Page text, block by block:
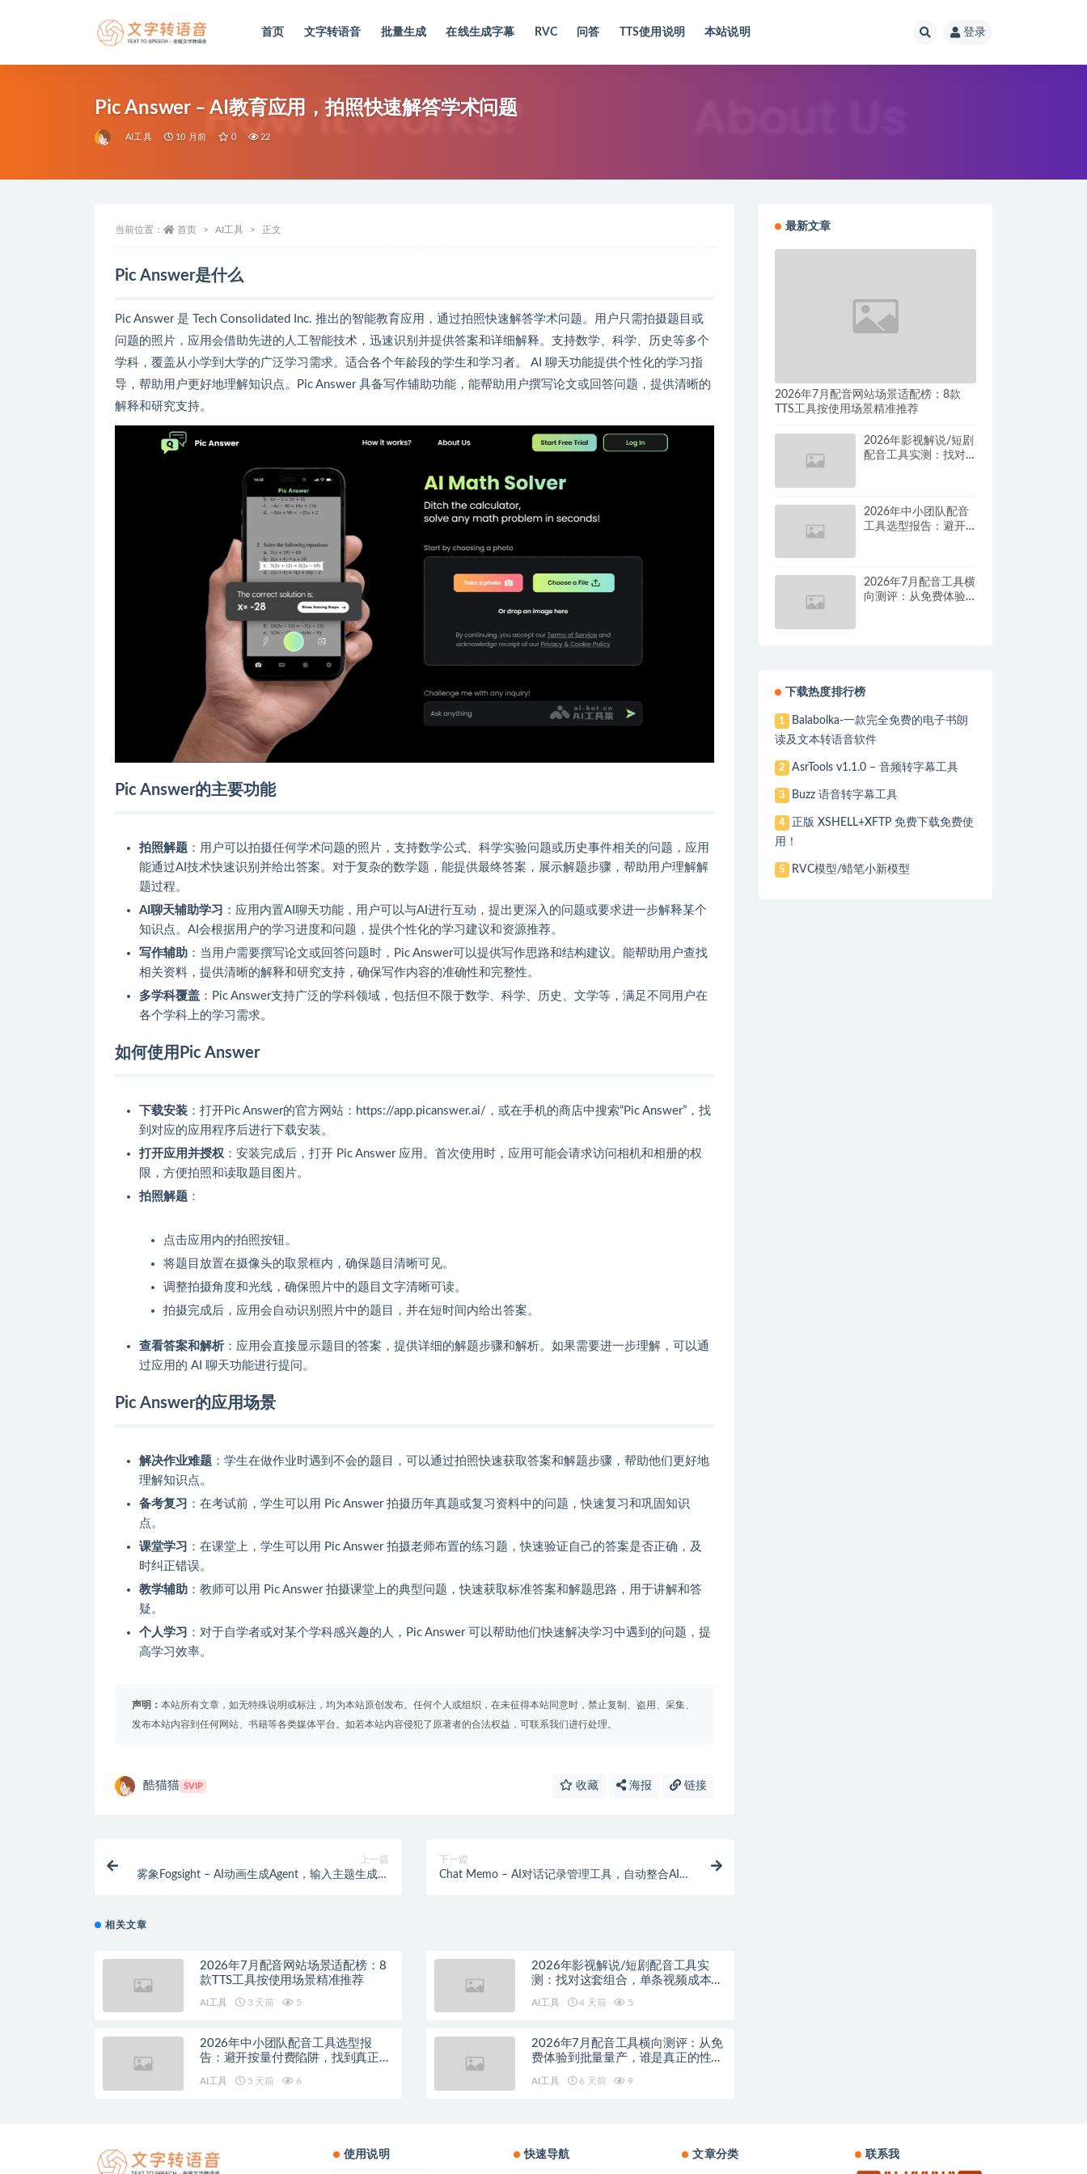
首页 文字转语音 批量生成 在线生成字幕 RVC 问答 TTS使用说明 本站说明 登录
Pic Answer – AI教育应用，拍照快速解答学术问题
AI工具 10 月前 0 22
当前位置： 首页 AI工具 正文
Pic Answer是什么
Pic Answer 是 Tech Consolidated Inc. 推出的智能教育应用，通过拍照快速解答学术问题。用户只需拍摄题目或
问题的照片，应用会借助先进的人工智能技术，迅速识别并提供答案和详细解释。支持数学、科学、历史等多个
学科，覆盖从小学到大学的广泛学习需求。适合各个年龄段的学生和学习者。 AI 聊天功能提供个性化的学习指
导，帮助用户更好地理解知识点。Pic Answer 具备写作辅助功能，能帮助用户撰写论文或回答问题，提供清晰的
解释和研究支持。
Pic Answer的主要功能
拍照解题 ：用户可以拍摄任何学术问题的照片，支持数学公式、科学实验问题或历史事件相关的问题，应用
能通过AI技术快速识别并给出答案。对于复杂的数学题，能提供最终答案，展示解题步骤，帮助用户理解解
题过程。
AI聊天辅助学习 ：应用内置AI聊天功能，用户可以与AI进行互动，提出更深入的问题或要求进一步解释某个
知识点。AI会根据用户的学习进度和问题，提供个性化的学习建议和资源推荐。
写作辅助 ：当用户需要撰写论文或回答问题时，Pic Answer可以提供写作思路和结构建议。能帮助用户查找
相关资料，提供清晰的解释和研究支持，确保写作内容的准确性和完整性。
多学科覆盖 ：Pic Answer支持广泛的学科领域，包括但不限于数学、科学、历史、文学等，满足不同用户在
各个学科上的学习需求。
如何使用Pic Answer
下载安装 ：打开Pic Answer的官方网站：https://app.picanswer.ai/，或在手机的商店中搜索“Pic Answer”，找
到对应的应用程序后进行下载安装。
打开应用并授权 ：安装完成后，打开 Pic Answer 应用。首次使用时，应用可能会请求访问相机和相册的权
限，方便拍照和读取题目图片。
拍照解题 ：
点击应用内的拍照按钮。
将题目放置在摄像头的取景框内，确保题目清晰可见。
调整拍摄角度和光线，确保照片中的题目文字清晰可读。
拍摄完成后，应用会自动识别照片中的题目，并在短时间内给出答案。
查看答案和解析 ：应用会直接显示题目的答案，提供详细的解题步骤和解析。如果需要进一步理解，可以通
过应用的 AI 聊天功能进行提问。
Pic Answer的应用场景
解决作业难题 ：学生在做作业时遇到不会的题目，可以通过拍照快速获取答案和解题步骤，帮助他们更好地
理解知识点。
备考复习 ：在考试前，学生可以用 Pic Answer 拍摄历年真题或复习资料中的问题，快速复习和巩固知识
点。
课堂学习 ：在课堂上，学生可以用 Pic Answer 拍摄老师布置的练习题，快速验证自己的答案是否正确，及
时纠正错误。
教学辅助 ：教师可以用 Pic Answer 拍摄课堂上的典型问题，快速获取标准答案和解题思路，用于讲解和答
疑。
个人学习 ：对于自学者或对某个学科感兴趣的人，Pic Answer 可以帮助他们快速解决学习中遇到的问题，提
高学习效率。
声明： 本站所有文章，如无特殊说明或标注，均为本站原创发布。任何个人或组织，在未征得本站同意时，禁止复制、盗用、采集、
发布本站内容到任何网站、书籍等各类媒体平台。如若本站内容侵犯了原著者的合法权益，可联系我们进行处理。
酷猫猫 SVIP 收藏 海报 链接
上一篇
雾象Fogsight – AI动画生成Agent，输入主题生成完
下一篇
Chat Memo – AI对话记录管理工具，自动整合AI对
相关文章
2026年7月配音网站场景适配榜：8
款TTS工具按使用场景精准推荐
AI工具 3 天前 5
2026年影视解说/短剧配音工具实
测：找对这套组合，单条视频成本直
AI工具 4 天前 5
2026年中小团队配音工具选型报
告：避开按量付费陷阱，找到真正的
AI工具 5 天前 6
2026年7月配音工具横向测评：从免
费体验到批量量产，谁是真正的性价
AI工具 6 天前 9
最新文章
2026年7月配音网站场景适配榜：8款
TTS工具按使用场景精准推荐
2026年影视解说/短剧
配音工具实测：找对
2026年中小团队配音
工具选型报告：避开
2026年7月配音工具横
向测评：从免费体验
下载热度排行榜
1
Balabolka-一款完全免费的电子书朗
读及文本转语音软件
2 AsrTools v1.1.0 – 音频转字幕工具
3 Buzz 语音转字幕工具
4
正版 XSHELL+XFTP 免费下载免费使
用！
5 RVC模型/蜡笔小新模型
使用说明 快速导航 文章分类 联系我